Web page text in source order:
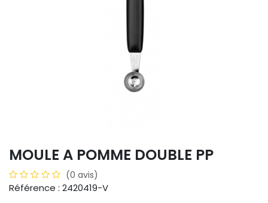
MOULE A POMME DOUBLE PP
(0 avis)
Référence : 2420419-V